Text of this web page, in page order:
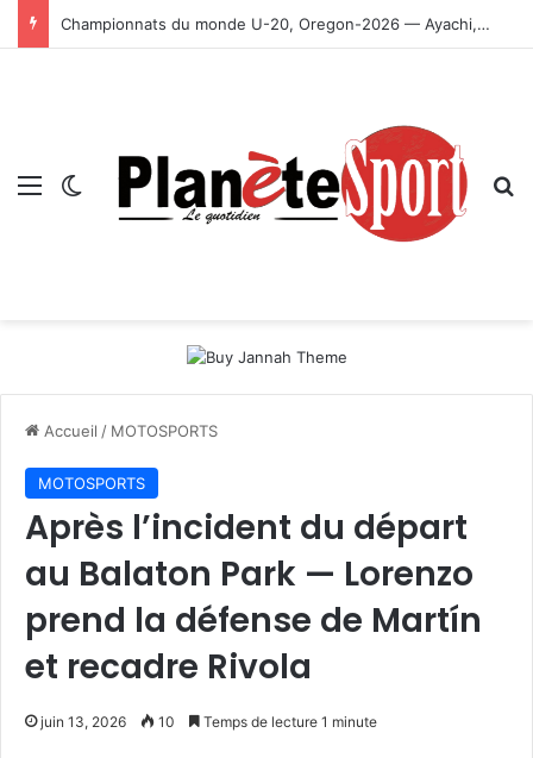
Championnats du monde U-20, Oregon-2026 — Ayachi, Dissa, Touahria et Ghezali en finale
Menu Switch skin
Accueil / MOTOSPORTS
MOTOSPORTS
Après l’incident du départ
au Balaton Park — Lorenzo
prend la défense de Martín
et recadre Rivola
juin 13, 2026 10 Temps de lecture 1 minute